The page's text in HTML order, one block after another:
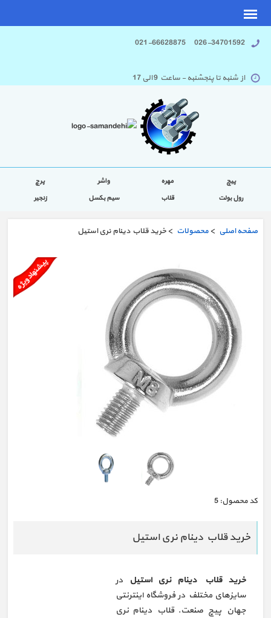
026-34701592 021-66628875
از شنبه تا پنجشنبه - ساعت 9 الی 17
پیچ مهره واشر
پرچ
رول بولت
قلاب سیم بکسل زنجیر
صفحه اصلی > محصولات > خرید قلاب دینام نری استیل
كد محصول: 5
خرید قلاب دینام نری استیل
خرید قلاب دینام نری استیل
در
سایزهای مختلف در فروشگاه اینترنتی
جهان پیچ صنعت. قلاب دینام نری